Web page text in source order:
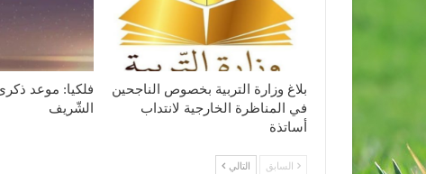
بلاغ وزارة التربية بخصوص الناجحين
في المناظرة الخارجية لانتداب
أساتذة
فلكيا: موعد
الشّريف
السابق التالي